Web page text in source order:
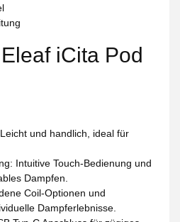
iCita Pod
und handlich, ideal für
Intuitive Touch-Bedienung und
Dampfen.
Coil-Optionen und
Dampferlebnisse.